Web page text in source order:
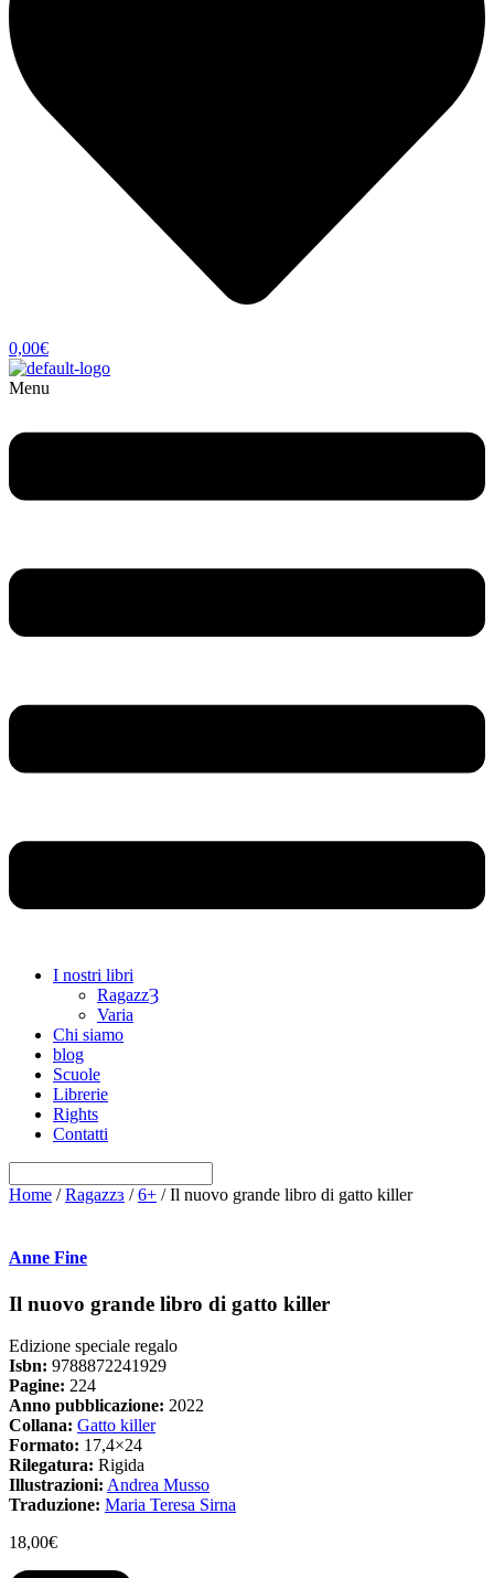
0,00€
Menu
I nostri libri
RagazzȜ
Varia
Chi siamo
blog
Scuole
Librerie
Rights
Contatti
Home /Ragazzɜ /6+ / Il nuovo grande libro di gatto killer
Anne Fine
Il nuovo grande libro di gatto killer
Edizione speciale regalo
Isbn: 9788872241929
Pagine: 224
Anno pubblicazione: 2022
Collana: Gatto killer
Formato: 17,4×24
Rilegatura: Rigida
Illustrazioni: Andrea Musso
Traduzione: Maria Teresa Sirna
18,00€